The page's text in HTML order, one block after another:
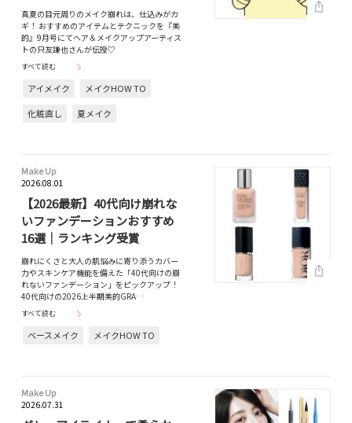
真夏の目元周りのメイク崩れは、仕込みがカ
ギ！ おすすめのアイテムとテクニックを『美
的』9月号にてヘア＆メイクアップアーティス
トの只友謙也さんが伝授♡
すべて読む
アイメイク
メイクHOW TO
化粧直し
夏メイク
Make Up
2026.08.01
【2026最新】40代向け崩れな
いファンデーションおすすめ
16選｜ランキング受賞
崩れにくさと大人の肌悩みに寄り添うカバー
力やスキンケア機能を備えた「40代向けの崩
れないファンデーション」をピックアップ！
40代向けの2026上半期美的GRA…
すべて読む
ベースメイク メイクHOW TO
Make Up
2026.07.31